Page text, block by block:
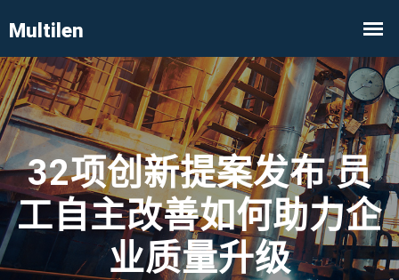
32项创新提案发布 员
工自主改善如何助力企
业质量升级